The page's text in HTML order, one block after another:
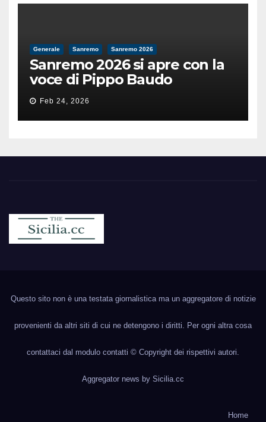
Generale Sanremo Sanremo 2026
Sanremo 2026 si apre con la
voce di Pippo Baudo
Feb 24, 2026
Questo sito non è una testata giornalistica ma un aggregatore di notizie
provenienti da altri siti di cui ne detengono i diritti. Per ogni altra cosa
contattaci dal modulo contatti © Copyright dei rispettivi autori.
Aggregator news by Sicilia.cc
Home